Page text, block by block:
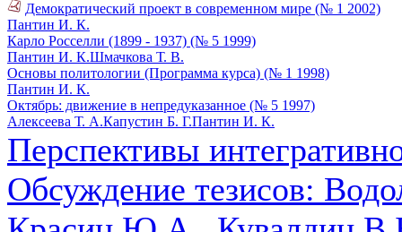
Демократический проект в современном мире (№ 1 2002)
Пантин И. К.
Карло Росселли (1899 - 1937) (№ 5 1999)
Пантин И. К.Шмачкова Т. В.
Основы политологии (Программа курса) (№ 1 1998)
Пантин И. К.
Октябрь: движение в непредуказанное (№ 5 1997)
Алексеева Т. А.Капустин Б. Г.Пантин И. К.
Перспективы
Обсуждение тезисов: